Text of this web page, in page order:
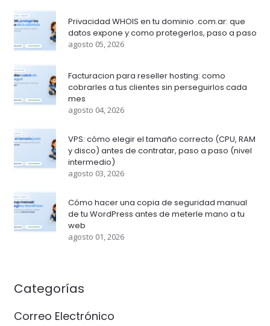
Privacidad WHOIS en tu dominio .com.ar: que
datos expone y como protegerlos, paso a paso
agosto 05, 2026
Facturacion para reseller hosting: como
cobrarles a tus clientes sin perseguirlos cada
mes
agosto 04, 2026
VPS: cómo elegir el tamaño correcto (CPU, RAM
y disco) antes de contratar, paso a paso (nivel
intermedio)
agosto 03, 2026
Cómo hacer una copia de seguridad manual
de tu WordPress antes de meterle mano a tu
web
agosto 01, 2026
Categorías
Correo Electrónico